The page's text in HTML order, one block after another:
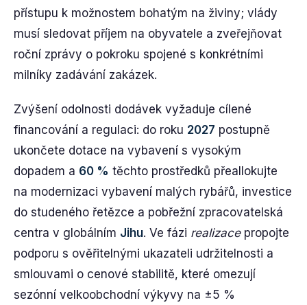
přístupu k možnostem bohatým na živiny; vlády
musí sledovat příjem na obyvatele a zveřejňovat
roční zprávy o pokroku spojené s konkrétními
milníky zadávání zakázek.
Zvýšení odolnosti dodávek vyžaduje cílené
financování a regulaci: do roku 2027 postupně
ukončete dotace na vybavení s vysokým
dopadem a 60 % těchto prostředků přeallokujte
na modernizaci vybavení malých rybářů, investice
do studeného řetězce a pobřežní zpracovatelská
centra v globálním Jihu. Ve fázi realizacepropojte
podporu s ověřitelnými ukazateli udržitelnosti a
smlouvami o cenové stabilitě, které omezují
sezónní velkoobchodní výkyvy na ±5 %